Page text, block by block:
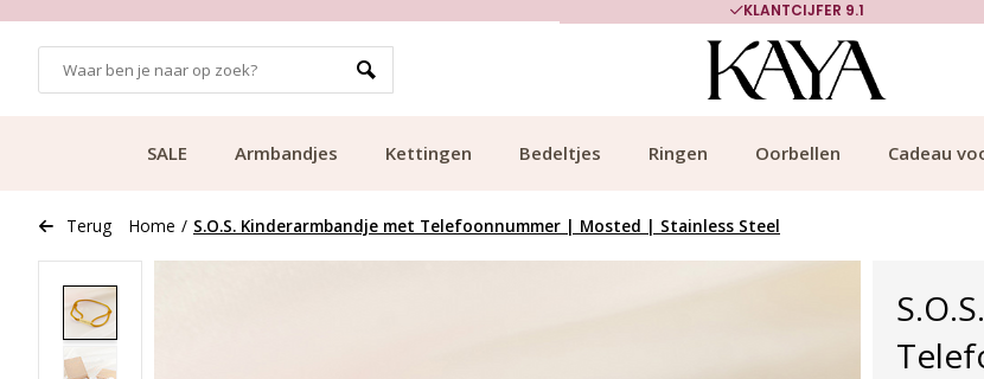
KLANTCIJFER 9.1
SALE Armbandjes Kettingen Bedeltjes Ringen Oorbellen Cadeau
Terug Home / S.O.S. Kinderarmbandje met Telefoonnummer | Mosted | Stainless Steel